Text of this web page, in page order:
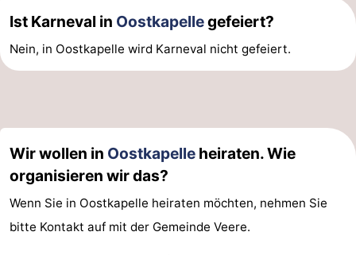
Ist Karneval in Oostkapellegefeiert?
Nein, in Oostkapelle wird Karneval nicht gefeiert.
Wir wollen in Oostkapelle heiraten. Wie
organisieren wir das?
Wenn Sie in Oostkapelle heiraten möchten, nehmen Sie
bitte Kontakt auf mit der Gemeinde Veere.